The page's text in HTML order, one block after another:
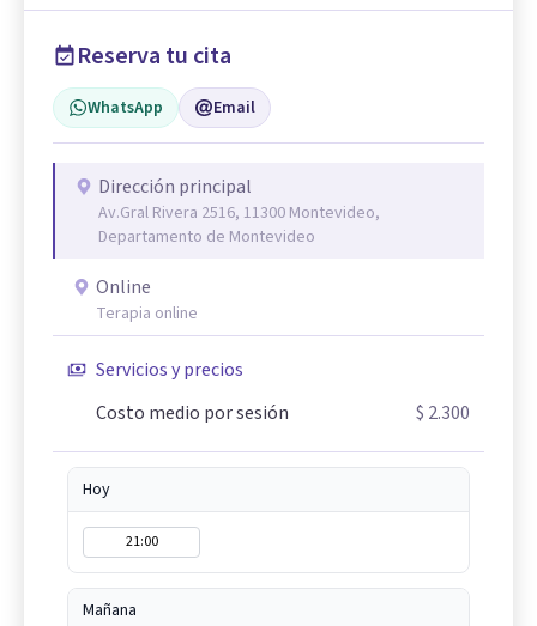
Reserva tu cita
WhatsApp Email
Dirección principal
Av.Gral Rivera 2516, 11300 Montevideo,
Departamento de Montevideo
Online
Terapia online
Servicios y precios
Costo medio por sesión
$ 2.300
Hoy
21:00
Mañana